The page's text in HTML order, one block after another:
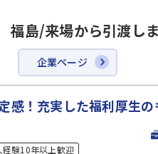
福島/来場から引渡
企業ページ
感！充実した福利厚生の
経験10年以上歓迎